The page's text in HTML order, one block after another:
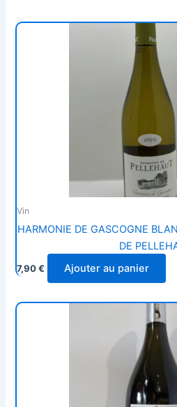
Vin
HARMONIE DE GASCOGNE
DE
7,90€ Ajouter au panier